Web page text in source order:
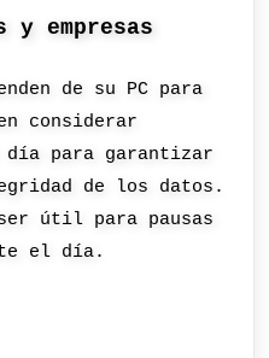
y empresas
de su PC para
considerar
para garantizar
de los datos.
útil para pausas
el día.